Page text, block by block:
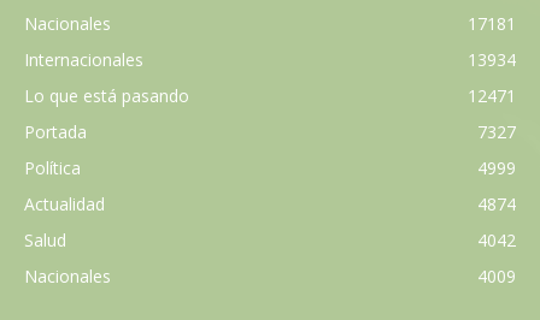
Nacionales
17181
Internacionales
13934
Lo que está pasando
12471
Portada
7327
Política
4999
Actualidad
4874
Salud
4042
Nacionales
4009